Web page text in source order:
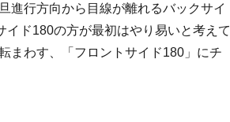
進行方向から目線が離れるバックサイ
イド180の方が最初はやり易いと考えて
まわす、「フロントサイド180」にチ